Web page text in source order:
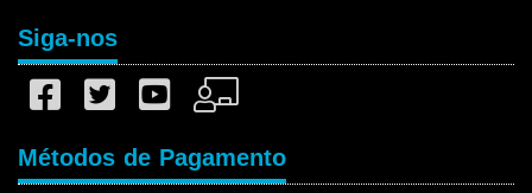
Siga-nos
Métodos de Pagamento